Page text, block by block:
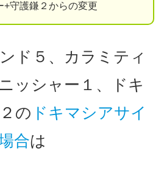
+守護鎌２からの変更
ド５、カラミティ
ッシャー１、ドキ
の ドキマシアサイ
合は